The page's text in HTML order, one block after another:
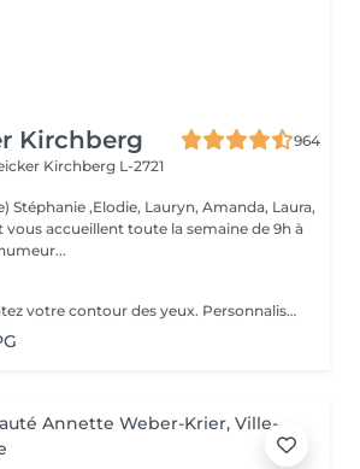
Kirchberg
964
Kirchberg L-2721
Stéphanie ,Elodie, Lauryn, Amanda, Laura,
Défatiguez et hydratez votre contour des yeux. Personnalisez votre soin visage nettoyant ou essentiel en bénéficiant pendant votre masque de patchs formulés spécialement pour défatiguer et hydrater le contour des yeux.